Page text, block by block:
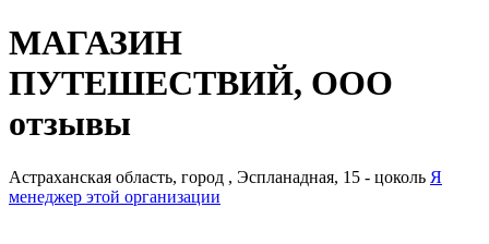
МАГАЗИН
ПУТЕШЕСТВИЙ, ООО
отзывы
Астраханская область, город , Эспланадная, 15 - цоколь Я
менеджер этой организации